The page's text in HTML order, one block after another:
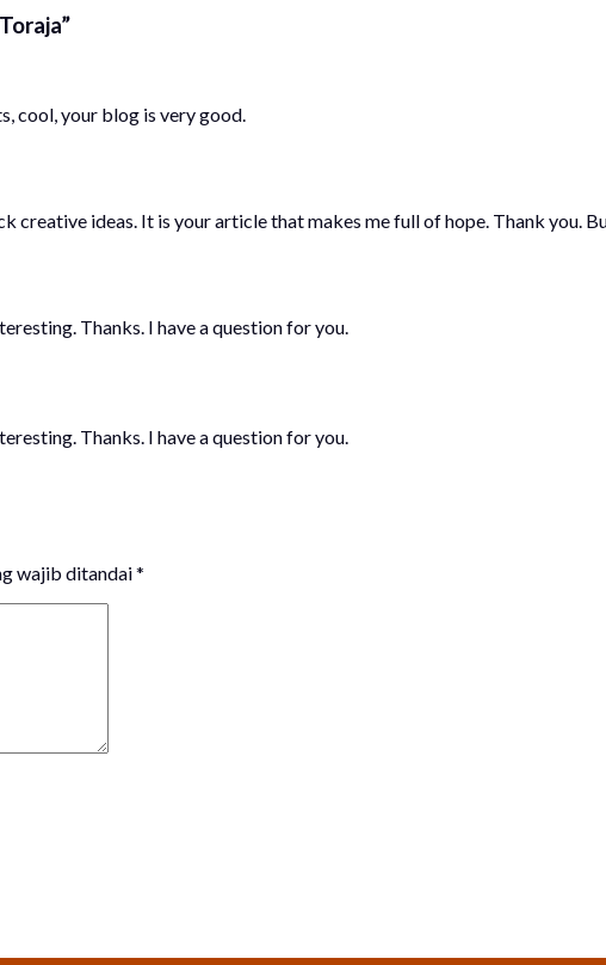
”
cool, your blog is very good.
creative ideas. It is your article that makes me full of hope. Thank you.
Thanks. I have a question for you.
Thanks. I have a question for you.
wajib ditandai*